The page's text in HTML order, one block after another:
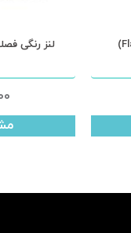
لنز رنگی فصلی فلش (Flash Elixor)
تومان
مشاهده و خرید